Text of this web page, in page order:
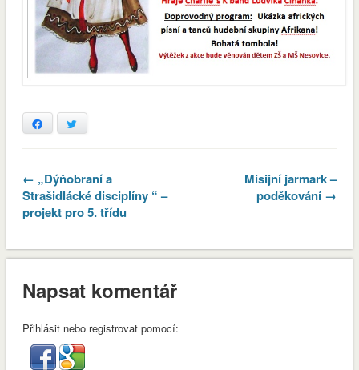
Facebook
← „Dýňobraní a
Strašidlácké disciplíny “ –
projekt pro 5. třídu
Misijní jarmark –
poděkování →
Napsat komentář
Přihlásit nebo registrovat pomocí: